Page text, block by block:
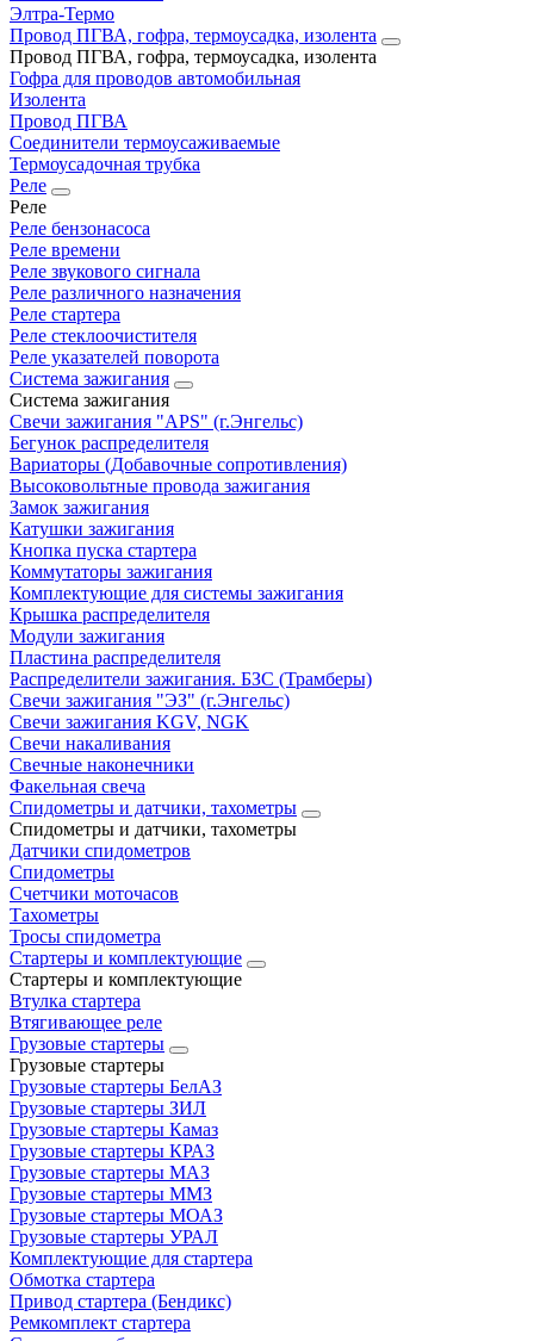
Элтра-Термо
Провод ПГВА, гофра, термоусадка, изолента
Провод ПГВА, гофра, термоусадка, изолента
Гофра для проводов автомобильная
Изолента
Провод ПГВА
Соединители термоусаживаемые
Термоусадочная трубка
Реле
Реле
Реле бензонасоса
Реле времени
Реле звукового сигнала
Реле различного назначения
Реле стартера
Реле стеклоочистителя
Реле указателей поворота
Система зажигания
Система зажигания
Свечи зажигания "APS" (г.Энгельс)
Бегунок распределителя
Вариаторы (Добавочные сопротивления)
Высоковольтные провода зажигания
Замок зажигания
Катушки зажигания
Кнопка пуска стартера
Коммутаторы зажигания
Комплектующие для системы зажигания
Крышка распределителя
Модули зажигания
Пластина распределителя
Распределители зажигания. БЗС (Трамберы)
Свечи зажигания "ЭЗ" (г.Энгельс)
Свечи зажигания KGV, NGK
Свечи накаливания
Свечные наконечники
Факельная свеча
Спидометры и датчики, тахометры
Спидометры и датчики, тахометры
Датчики спидометров
Спидометры
Счетчики моточасов
Тахометры
Тросы спидометра
Стартеры и комплектующие
Стартеры и комплектующие
Втулка стартера
Втягивающее реле
Грузовые стартеры
Грузовые стартеры
Грузовые стартеры БелАЗ
Грузовые стартеры ЗИЛ
Грузовые стартеры Камаз
Грузовые стартеры КРАЗ
Грузовые стартеры МАЗ
Грузовые стартеры ММЗ
Грузовые стартеры МОАЗ
Грузовые стартеры УРАЛ
Комплектующие для стартера
Обмотка стартера
Привод стартера (Бендикс)
Ремкомплект стартера